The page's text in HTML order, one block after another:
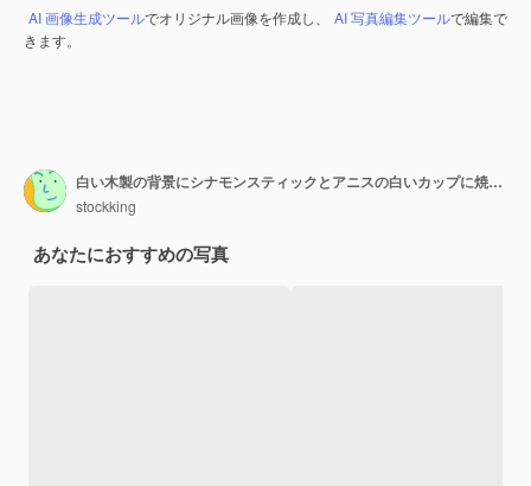
AI 画像生成ツールでオリジナル画像を作成し、 AI 写真編集ツールで編集で
きます。
白い木製の背景にシナモンスティックとアニスの白いカップに焼きたてのコーヒー豆のトップビュー
stockking
あなたにおすすめの写真